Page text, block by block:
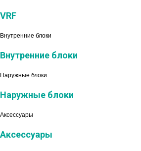
VRF
Внутренние блоки
Внутренние блоки
Наружные блоки
Наружные блоки
Аксессуары
Аксессуары